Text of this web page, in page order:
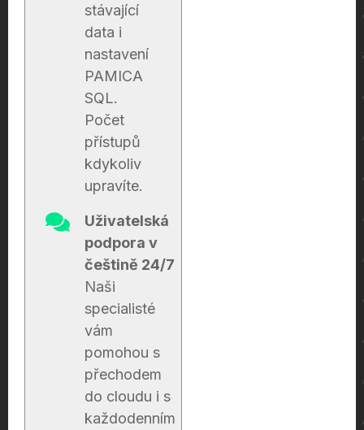
stávající
data i
nastavení
PAMICA
SQL.
Počet
přístupů
kdykoliv
upravíte.
Uživatelská
podpora v
češtině 24/7
Naši
specialisté
vám
pomohou s
přechodem
do cloudu i s
každodenním